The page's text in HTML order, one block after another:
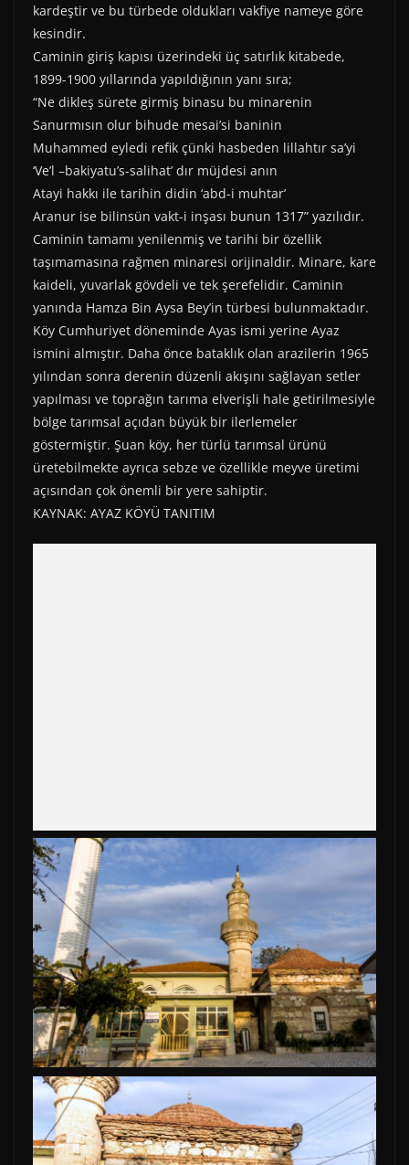
kardeştir ve bu türbede oldukları vakfiye nameye göre
kesindir.
Caminin giriş kapısı üzerindeki üç satırlık kitabede,
1899-1900 yıllarında yapıldığının yanı sıra;
“Ne dikleş sürete girmiş binasu bu minarenin
Sanurmısın olur bihude mesai’si baninin
Muhammed eyledi refik çünki hasbeden lillahtır sa’yi
‘Ve’l –bakiyatu’s-salihat’ dır müjdesi anın
Atayi hakkı ile tarihin didin ‘abd-i muhtar’
Aranur ise bilinsün vakt-i inşası bunun 1317” yazılıdır.
Caminin tamamı yenilenmiş ve tarihi bir özellik
taşımamasına rağmen minaresi orijinaldir. Minare, kare
kaideli, yuvarlak gövdeli ve tek şerefelidir. Caminin
yanında Hamza Bin Aysa Bey’in türbesi bulunmaktadır.
Köy Cumhuriyet döneminde Ayas ismi yerine Ayaz
ismini almıştır. Daha önce bataklık olan arazilerin 1965
yılından sonra derenin düzenli akışını sağlayan setler
yapılması ve toprağın tarıma elverişli hale getirilmesiyle
bölge tarımsal açıdan büyük bir ilerlemeler
göstermiştir. Şuan köy, her türlü tarımsal ürünü
üretebilmekte ayrıca sebze ve özellikle meyve üretimi
açısından çok önemli bir yere sahiptir.
KAYNAK: AYAZ KÖYÜ TANITIM